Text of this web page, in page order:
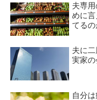
夫専
めに
てるの
夫に
実家
自分